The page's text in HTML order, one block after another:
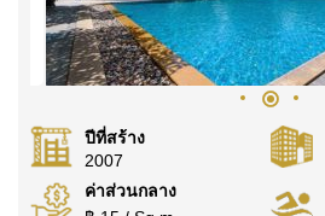
ปีที่สร้าง
2007
ค่าส่วนกลาง